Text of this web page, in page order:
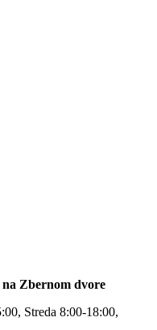
Zbernom dvore
Streda 8:00-18:00,